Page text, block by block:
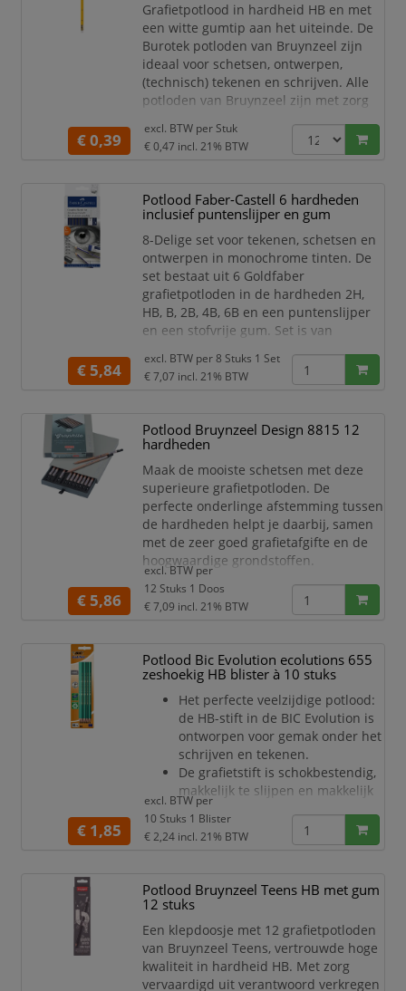
Grafietpotlood in hardheid HB en met
een witte gumtip aan het uiteinde. De
Burotek potloden van Bruynzeel zijn
ideaal voor schetsen, ontwerpen,
(technisch) tekenen en schrijven. Alle
potloden van Bruynzeel zijn met zorg
hout. Ook zijn Bruynzeel potloden
dubbel gelijmd, zodat ze extra sterk
– bijvoorbeeld als het potlood op de
grond valt – minimaal is! Dit voorkomt
€ 0,39
excl. BTW per Stuk
€ 0,47 incl. 21% BTW
Potlood Faber-Castell 6 hardheden
inclusief puntenslijper en gum
8-Delige set voor tekenen, schetsen en
ontwerpen in monochrome tinten. De
set bestaat uit 6 Goldfaber
grafietpotloden in de hardheden 2H,
HB, B, 2B, 4B, 6B en een puntenslijper
en een stofvrije gum. Set is van
speciaal voor beginners, studenten en
hobbyisten.
2B, 4B, 6B.
Inclusief puntenslijper en
€ 5,84
excl. BTW per8 Stuks 1 Set
€ 7,07 incl. 21% BTW
Potlood Bruynzeel Design 8815 12
hardheden
Maak de mooiste schetsen met deze
superieure grafietpotloden. De
perfecte onderlinge afstemming tussen
de hardheden helpt je daarbij, samen
met de zeer goed grafietafgifte en de
hoogwaardige grondstoffen.
Grafietpotloden Houten doos à 12
hardheden: 2H-1H-HB-1B-2B-3B-
met een nauwkeurige
afstemming tussen de
hardheden.
Speciaal voor schetsen en
illustraties.
In een prachtig bewaardoos.
€ 5,86
excl. BTW per
12 Stuks 1 Doos
€ 7,09 incl. 21% BTW
Potlood Bic Evolution ecolutions 655
zeshoekig HB blister à 10 stuks
Het perfecte veelzijdige potlood:
de HB-stift in de BIC Evolution is
ontworpen voor gemak onder het
schrijven en tekenen.
De grafietstift is schokbestendig,
makkelijk te slijpen en makkelijk
uit te gummen.
Het zeshoekige lichaam van dit
grafietpotlood is ontworpen voor
hij van de tafel rolt.
Voor 57% met gerecyclede
trots gecertificeerd door het
Franse milieukeurmerk 'NF
Environnemen
€ 1,85
excl. BTW per
10 Stuks 1 Blister
€ 2,24 incl. 21% BTW
Potlood Bruynzeel Teens HB met gum
12 stuks
Een klepdoosje met 12 grafietpotloden
van Bruynzeel Teens, vertrouwde hoge
kwaliteit in hardheid HB. Met zorg
vervaardigd uit verantwoord verkregen